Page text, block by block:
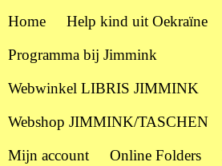
Home
Help kind uit Oekraïne
Programma bij Jimmink
Webwinkel LIBRIS JIMMINK
Webshop JIMMINK/TASCHEN
Mijn account
Online Folders